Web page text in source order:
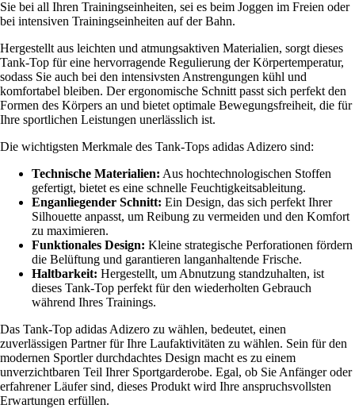
Sie bei all Ihren Trainingseinheiten, sei es beim Joggen im Freien oder
bei intensiven Trainingseinheiten auf der Bahn.
Hergestellt aus leichten und atmungsaktiven Materialien, sorgt dieses
Tank-Top für eine hervorragende Regulierung der Körpertemperatur,
sodass Sie auch bei den intensivsten Anstrengungen kühl und
komfortabel bleiben. Der ergonomische Schnitt passt sich perfekt den
Formen des Körpers an und bietet optimale Bewegungsfreiheit, die für
Ihre sportlichen Leistungen unerlässlich ist.
Die wichtigsten Merkmale des Tank-Tops adidas Adizero sind:
Technische Materialien: Aus hochtechnologischen Stoffen
gefertigt, bietet es eine schnelle Feuchtigkeitsableitung.
Enganliegender Schnitt: Ein Design, das sich perfekt Ihrer
Silhouette anpasst, um Reibung zu vermeiden und den Komfort
zu maximieren.
Funktionales Design: Kleine strategische Perforationen fördern
die Belüftung und garantieren langanhaltende Frische.
Haltbarkeit: Hergestellt, um Abnutzung standzuhalten, ist
dieses Tank-Top perfekt für den wiederholten Gebrauch
während Ihres Trainings.
Das Tank-Top adidas Adizero zu wählen, bedeutet, einen
zuverlässigen Partner für Ihre Laufaktivitäten zu wählen. Sein für den
modernen Sportler durchdachtes Design macht es zu einem
unverzichtbaren Teil Ihrer Sportgarderobe. Egal, ob Sie Anfänger oder
erfahrener Läufer sind, dieses Produkt wird Ihre anspruchsvollsten
Erwartungen erfüllen.